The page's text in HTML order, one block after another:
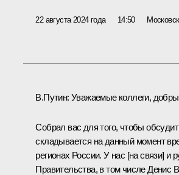
22 августа 2024 года 14:50
В.Путин: Уважаемые коллеги,
Собрал вас для того, чтобы
складывается на данный момент
регионах России. У нас [на связи] и
Правительства, в том числе Денис